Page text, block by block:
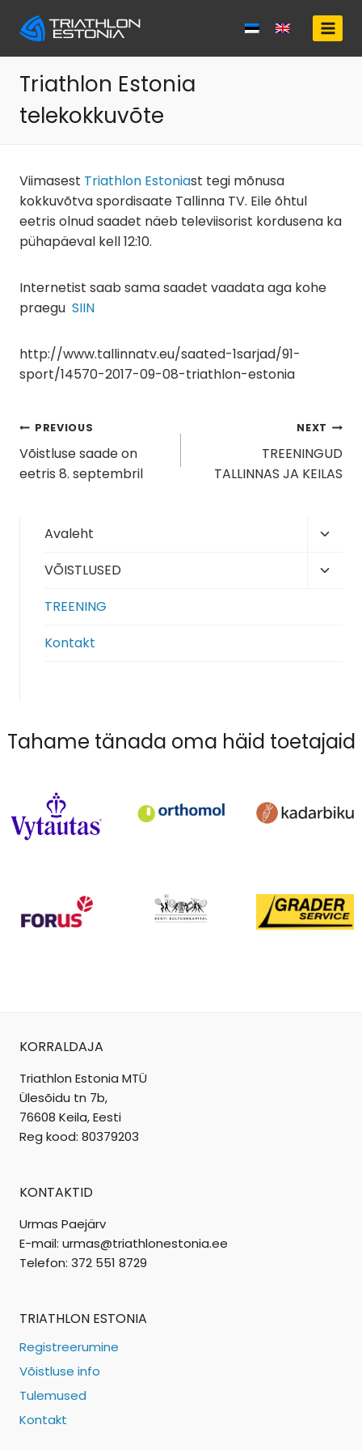
Triathlon Estonia
telekokkuvõte
Viimasest Triathlon Estoniast tegi mõnusa
kokkuvõtva spordisaate Tallinna TV. Eile õhtul
eetris olnud saadet näeb televiisorist kordusena ka
pühapäeval kell 12:10.
Internetist saab sama saadet vaadata aga kohe
praegu SIIN
http://www.tallinnatv.eu/saated-1sarjad/91-
sport/14570-2017-09-08-triathlon-estonia
Navigeerimine
PREVIOUS
Võistluse saade on
eetris 8. septembril
NEXT
TREENINGUD
TALLINNAS JA KEILAS
Avaleht
menu
VÕISTLUSED
TREENING
Kontakt
Tahame tänada oma häid toetajaid
KORRALDAJA
Triathlon Estonia MTÜ
Ülesõidu tn 7b,
76608 Keila, Eesti
Reg kood: 80379203
KONTAKTID
Urmas Paejärv
E-mail: urmas@triathlonestonia.ee
Telefon: 372 551 8729
TRIATHLON ESTONIA
Registreerumine
Võistluse info
Tulemused
Kontakt